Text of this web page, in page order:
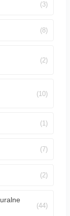
(3)
(8)
(2)
(10)
(1)
(7)
(2)
(44)